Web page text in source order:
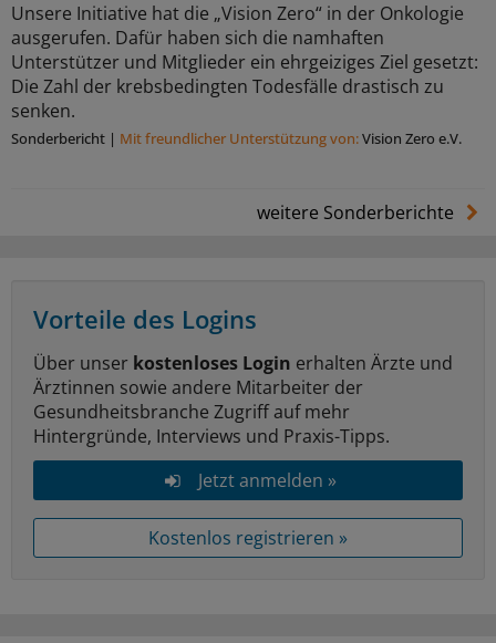
Unsere Initiative hat die „Vision Zero“ in der Onkologie
ausgerufen. Dafür haben sich die namhaften
Unterstützer und Mitglieder ein ehrgeiziges Ziel gesetzt:
Die Zahl der krebsbedingten Todesfälle drastisch zu
senken.
Sonderbericht | Mit freundlicher Unterstützung von:Vision Zero e.V.
weitere Sonderberichte
Vorteile des Logins
Über unser kostenloses Login erhalten Ärzte und
Ärztinnen sowie andere Mitarbeiter der
Gesundheitsbranche Zugriff auf mehr
Hintergründe, Interviews und Praxis-Tipps.
Jetzt anmelden »
Kostenlos registrieren »